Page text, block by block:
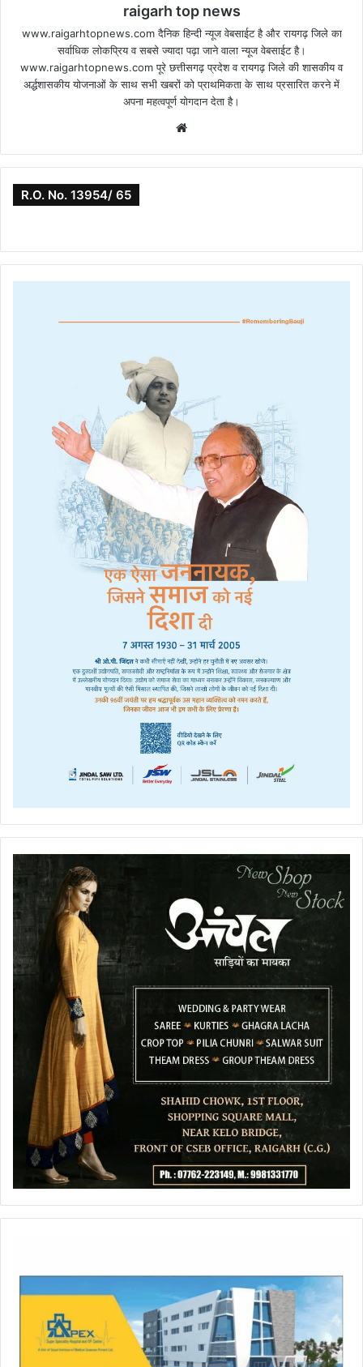
raigarh top news
www.raigarhtopnews.com दैनिक हिन्दी न्यूज वेबसाईट है और रायगढ़ जिले का
सर्वाधिक लोकप्रिय व सबसे ज्यादा पढ़ा जाने वाला न्यूज वेबसाईट है।
www.raigarhtopnews.com पूरे छत्तीसगढ़ प्रदेश व रायगढ़ जिले की शासकीय व
अर्द्धशासकीय योजनाओं के साथ सभी खबरों को प्राथमिकता के साथ प्रसारित करने में
अपना महत्वपूर्ण योगदान देता है।
R.O. No. 13954/ 65